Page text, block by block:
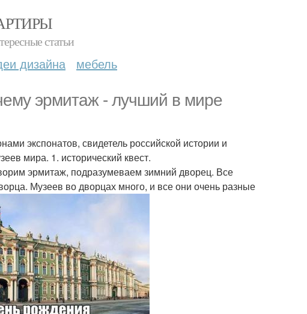
статьи
дизайна мебель
эрмитаж - лучший в мире
экспонатов, свидетель российской истории и
мира. 1. исторический квест.
эрмитаж, подразумеваем зимний дворец. Все
Музеев во дворцах много, и все они очень разные